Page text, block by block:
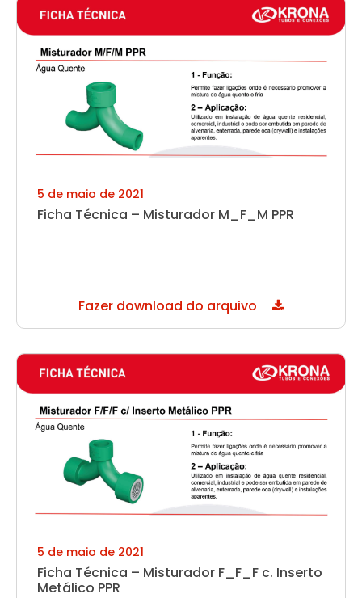
5 de maio de 2021
Ficha Técnica – Misturador M_F_M PPR
Fazer download do arquivo
5 de maio de 2021
Ficha Técnica – Misturador F_F_F c. Inserto
Metálico PPR